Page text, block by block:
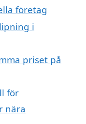
företag
i
priset på
för
nära